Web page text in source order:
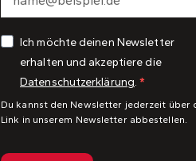
Ich möchte deinen Newsletter
erhalten und akzeptiere die
Datenschutzerklärung.
Du kannst den Newsletter jederzeit über
Link in unserem Newsletter abbestellen.